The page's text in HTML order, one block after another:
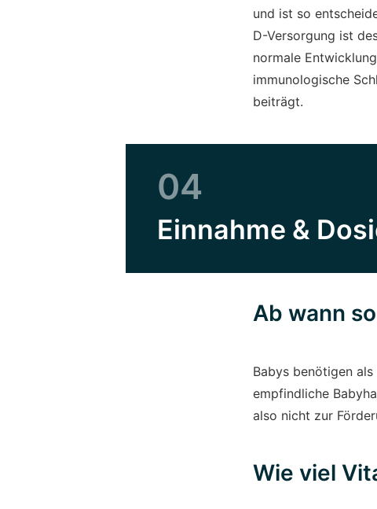
und ist so
D-Versorgung ist
normale
immunologische
beiträgt.
04
Einnahme &
Ab wann
Babys benötigen
empfindliche
also nicht zur
Wie viel